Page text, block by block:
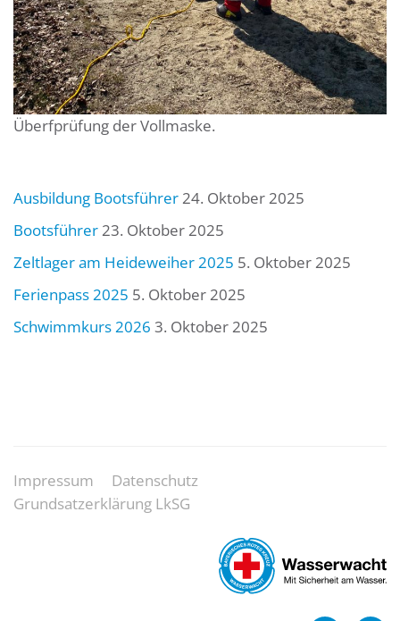
Überfprüfung der Vollmaske.
Ausbildung Bootsführer24. Oktober 2025
Bootsführer23. Oktober 2025
Zeltlager am Heideweiher 2025 5. Oktober 2025
Ferienpass 2025 5. Oktober 2025
Schwimmkurs 2026 3. Oktober 2025
Impressum
Datenschutz
Grundsatzerklärung LkSG